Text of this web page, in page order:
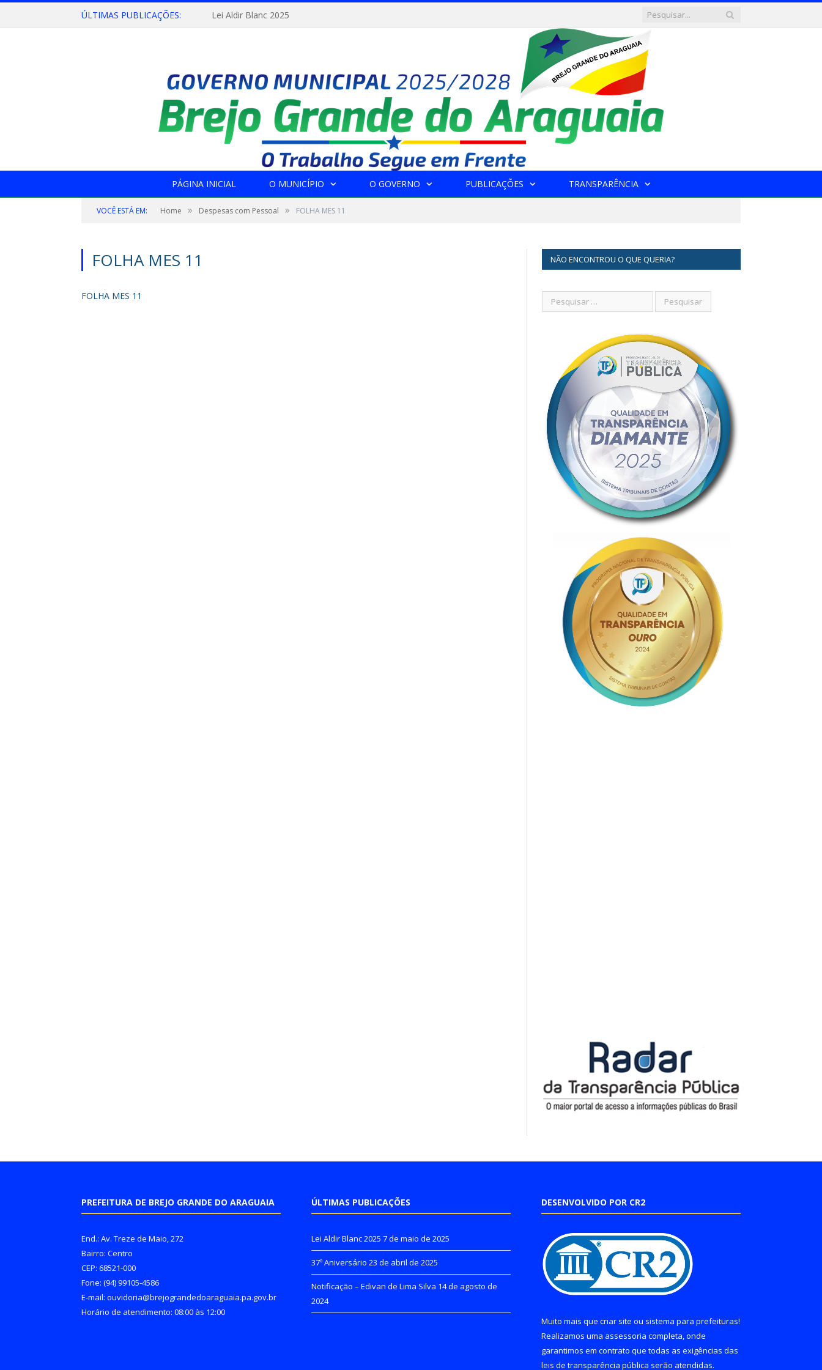
ÚLTIMAS PUBLICAÇÕES: Lei Aldir Blanc 2025
PÁGINA INICIAL O MUNICÍPIO O GOVERNO PUBLICAÇÕES TRANSPARÊNCIA
VOCÊ ESTÁ EM: Home » Despesas com Pessoal » FOLHA MES 11
FOLHA MES 11
FOLHA MES 11
NÃO ENCONTROU O QUE QUERIA?
PREFEITURA DE BREJO GRANDE DO ARAGUAIA
End.: Av. Treze de Maio, 272
Bairro: Centro
CEP: 68521-000
Fone: (94) 99105-4586
E-mail: ouvidoria@brejograndedoaraguaia.pa.gov.br
Horário de atendimento: 08:00 às 12:00
ÚLTIMAS PUBLICAÇÕES
Lei Aldir Blanc 2025 7 de maio de 2025
37º Aniversário 23 de abril de 2025
Notificação – Edivan de Lima Silva 14 de agosto de
2024
DESENVOLVIDO POR CR2
Muito mais que criar site ou sistema para prefeituras!
Realizamos uma assessoria completa, onde
garantimos em contrato que todas as exigências das
leis de transparência pública serão atendidas.